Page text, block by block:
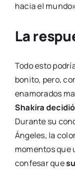
hacia el
La
Todo esto
bonito, pero,
enamorados
Shakira
Durante su
Ángeles, la
momentos que
confesar que